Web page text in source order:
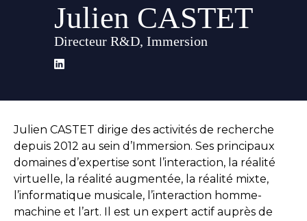
Julien CASTET
Directeur R&D, Immersion
Julien CASTET dirige des activités de recherche
depuis 2012 au sein d’Immersion. Ses principaux
domaines d’expertise sont l’interaction, la réalité
virtuelle, la réalité augmentée, la réalité mixte,
l’informatique musicale, l’interaction homme-
machine et l’art. Il est un expert actif auprès de